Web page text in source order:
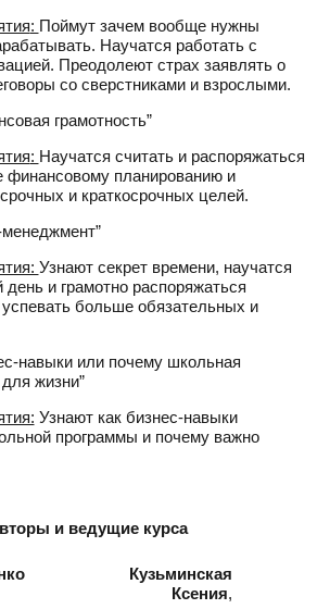
: Поймут зачем вообще нужны
Научатся работатьс
Преодолеют страх заявлять о
со сверстниками и взрослыми.
грамотность”
: Научатся считать и распоряжаться
финансовому планированию и
и краткосрочных целей.
Узнают секретвремени, научатся
день и грамотно распоряжаться
больше обязательных и
навыки или почему школьная
жизни”
Узнают как бизнес-навыки
программы и почему важно
и ведущие курса
Кузьминская
Ксения,